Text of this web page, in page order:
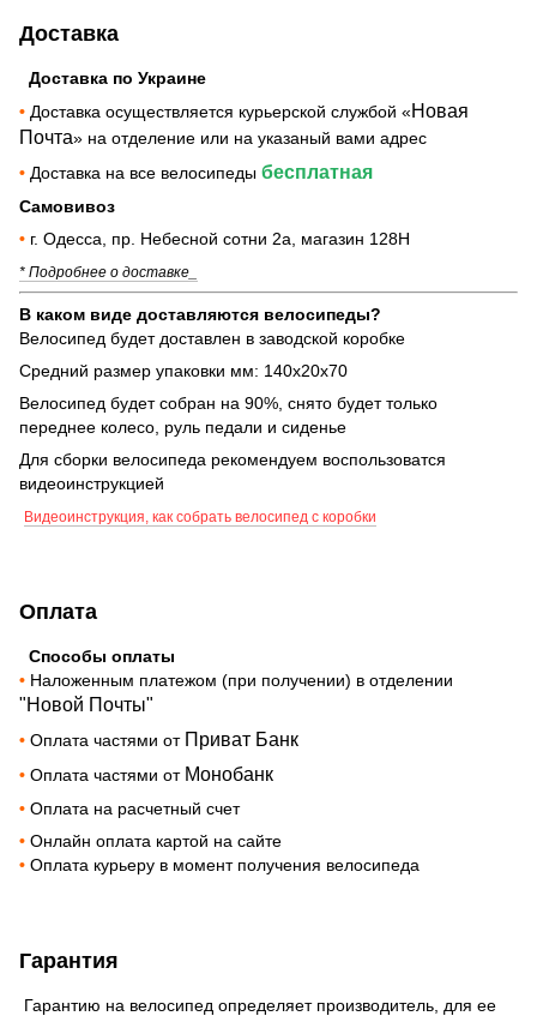
Доставка
Доставка по Украине
• Доставка осуществляется курьерской службой «Новая
Почта» на отделение или на указаный вами адрес
• Доставка на все велосипеды бесплатная
Самовивоз
• г. Одесса, пр. Небесной сотни 2а, магазин 128Н
* Подробнее о доставке_
В каком виде доставляются велосипеды?
Велосипед будет доставлен в заводской коробке
Средний размер упаковки мм: 140х20х70
Велосипед будет собран на 90%, снято будет только
переднее колесо, руль педали и сиденье
Для сборки велосипеда рекомендуем воспользоватся
видеоинструкцией
Видеоинструкция, как собрать велосипед с коробки
Оплата
Способы оплаты
• Наложенным платежом (при получении) в отделении
"Новой Почты"
• Оплата частями от Приват Банк
• Оплата частями от Монобанк
• Оплата на расчетный счет
• Онлайн оплата картой на сайте
• Оплата курьеру в момент получения велосипеда
Гарантия
Гарантию на велосипед определяет производитель, для ее